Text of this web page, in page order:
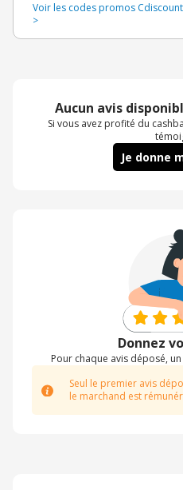
Voir les codes promos Cdiscount
>
Aucun avis
Si vous avez profité du
Je donne
Donnez
Pour chaque avis déposé,
Seul le premier avis
le marchand est